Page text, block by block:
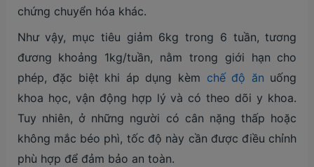
chứng chuyển hóa khác.
Như vậy, mục tiêu giảm 6kg trong 6 tuần, tương
đương khoảng 1kg/tuần, nằm trong giới hạn cho
phép, đặc biệt khi áp dụng kèm chế độ ăn uống
khoa học, vận động hợp lý và có theo dõi y khoa.
Tuy nhiên, ở những người có cân nặng thấp hoặc
không mắc béo phì, tốc độ này cần được điều chỉnh
phù hợp để đảm bảo an toàn.